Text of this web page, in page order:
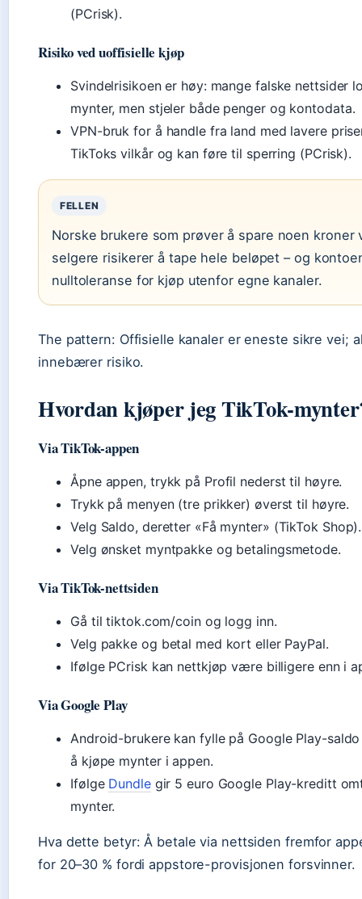
(PCrisk).
Risiko ved uoffisielle kjøp
Svindelrisikoen er høy: mange falske nettsider
mynter, men stjeler både penger og kontodata.
VPN-bruk for å handle fra land med lavere
TikToks vilkår og kan føre til sperring (PCrisk).
FELLEN
Norske brukere som prøver å spare noen kroner
selgere risikerer å tape hele beløpet – og
nulltoleranse for kjøp utenfor egne kanaler.
The pattern: Offisielle kanaler er eneste sikre vei;
innebærer risiko.
Hvordan kjøper jeg TikTok-
Via TikTok-appen
Åpne appen, trykk på Profil nederst til høyre.
Trykk på menyen (tre prikker) øverst til høyre.
Velg Saldo, deretter «Få mynter» (TikTok Shop).
Velg ønsket myntpakke og betalingsmetode.
Via TikTok-nettsiden
Gå til tiktok.com/coin og logg inn.
Velg pakke og betal med kort eller PayPal.
Ifølge PCrisk kan nettkjøp være billigere enn i
Via Google Play
Android-brukere kan fylle på Google Play-
å kjøpe mynter i appen.
Ifølge Dundlegir 5 euro Google Play-kreditt
mynter.
Hva dette betyr: Å betale via nettsiden fremfor
for 20–30 % fordi appstore-provisjonen forsvinner.